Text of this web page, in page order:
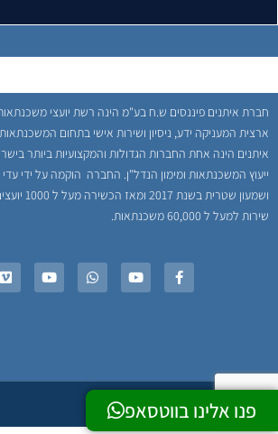
פנו אלינו בווטסאפ
חברת איתנים פיננסים ש.ח בע"מ הינה רשת יועצי
ארצית המעניקה ידע, ניסיון ושירות אישי בתחום
איתנים הינה אחת החברות הגדולות והמקצועיות ביותר
ייעוץ המשכנתאות ומימון הנדל"ן. החברה הוקמה על ידי
ושמעון שטרית בשנת
שירות למעל ל 60,000 משכנתאות.